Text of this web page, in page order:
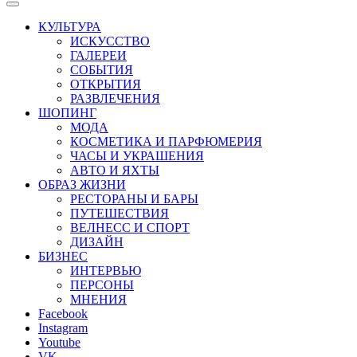
КУЛЬТУРА
ИСКУССТВО
ГАЛЕРЕИ
СОБЫТИЯ
ОТКРЫТИЯ
РАЗВЛЕЧЕНИЯ
ШОПИНГ
МОДА
КОСМЕТИКА И ПАРФЮМЕРИЯ
ЧАСЫ И УКРАШЕНИЯ
АВТО И ЯХТЫ
ОБРАЗ ЖИЗНИ
РЕСТОРАНЫ И БАРЫ
ПУТЕШЕСТВИЯ
ВЕЛНЕСС И СПОРТ
ДИЗАЙН
БИЗНЕС
ИНТЕРВЬЮ
ПЕРСОНЫ
МНЕНИЯ
Facebook
Instagram
Youtube